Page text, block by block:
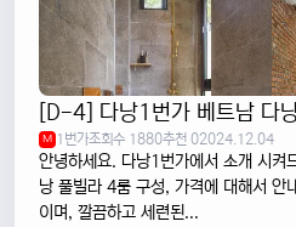
M 1번가조회수 1880추천 02024.12.04
안녕하세요. 다낭1번가에서 소개 시
낭 풀빌라 4룸 구성, 가격에 대해서 안내드리겠습
이며, 깔끔하고 세련된...